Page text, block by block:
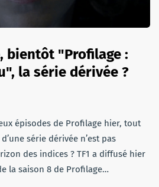
bientôt "Profilage :
la série dérivée ?
épisodes de Profilage hier, tout
série dérivée n’est pas
des indices ? TF1 a diffusé hier
la saison 8 de Profilage…